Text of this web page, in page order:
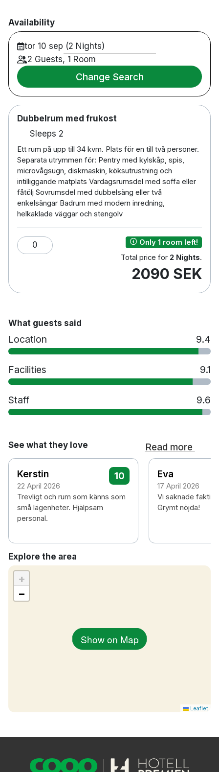
Chokladfabriken
Rymliga studiolägenheter med fullt utrustat
pentry
Nära Triangelns station, shopping och
5 minuters promenad till Möllevångstorget
15 minuters promenad till Gustaf Adolfs torg
20 minuters promenad till Malmö centralstation
Cirka 30 minuters bilresa till Malmö Airport och
Köpenhamns flygplats Kastrup
Receptionen är bemannad dagtid (mån–fre
07.00–19.00, lör–sön 08.00–16.00).
Självincheckning är möjlig efter ordinarie
öppettider.
Availability
tor 10 sep (2 Nights)
2 Guests, 1 Room
Change Search
Dubbelrum med frukost
Sleeps 2
Ett rum på upp till 34 kvm. Plats för en till två personer.
Separata utrymmen för: Pentry med kylskåp, spis,
microvågsugn, diskmaskin, köksutrustning och
intilliggande matplats Vardagsrumsdel med soffa eller
fåtölj Sovrumsdel med dubbelsäng eller två
enkelsängar Badrum med modern inredning,
helkaklade väggar och stengolv
0
Only 1 room left!
Total price for 2 Nights.
2090 SEK
What guests said
Location 9.4
Facilities 9.1
Staff 9.6
See what they love Read more
Kerstin
22 April 2026
10
Trevligt och rum som känns som
små lägenheter. Hjälpsam
personal.
Eva
17 April 2026
Vi saknade
Grymt nöjda!
Explore the area
Show on Map
+
−
Leaflet